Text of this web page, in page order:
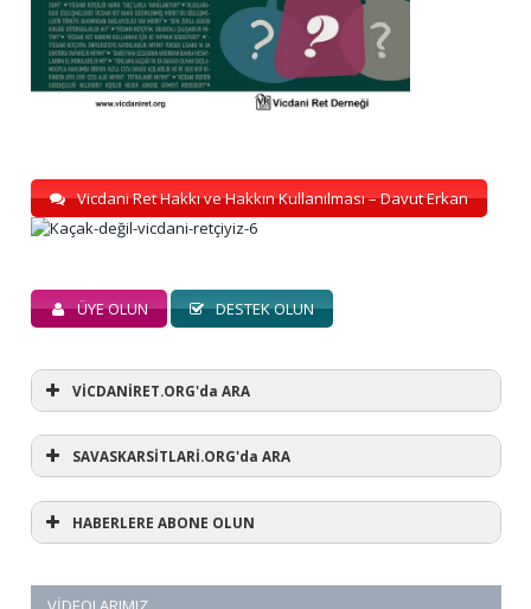
Vicdani Ret Hakkı ve Hakkın Kullanılması – Davut Erkan
ÜYE OLUN DESTEK OLUN
VİCDANİRET.ORG'da ARA
SAVASKARSİTLARİ.ORG'da ARA
HABERLERE ABONE OLUN